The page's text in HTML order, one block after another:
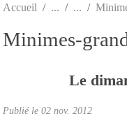
Accueil
Minimes-
Le
Publié le 02 nov. 2012